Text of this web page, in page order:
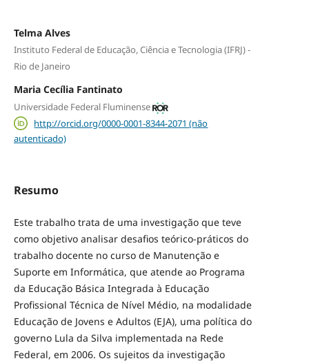
Telma Alves
Instituto Federal de Educação, Ciência e Tecnologia (IFRJ) -
Rio de Janeiro
Maria Cecília Fantinato
Universidade Federal Fluminense
http://orcid.org/0000-0001-8344-2071 (não
autenticado)
Resumo
Este trabalho trata de uma investigação que teve
como objetivo analisar desafios teórico-práticos do
trabalho docente no curso de Manutenção e
Suporte em Informática, que atende ao Programa
da Educação Básica Integrada à Educação
Profissional Técnica de Nível Médio, na modalidade
Educação de Jovens e Adultos (EJA), uma política do
governo Lula da Silva implementada na Rede
Federal, em 2006. Os sujeitos da investigação